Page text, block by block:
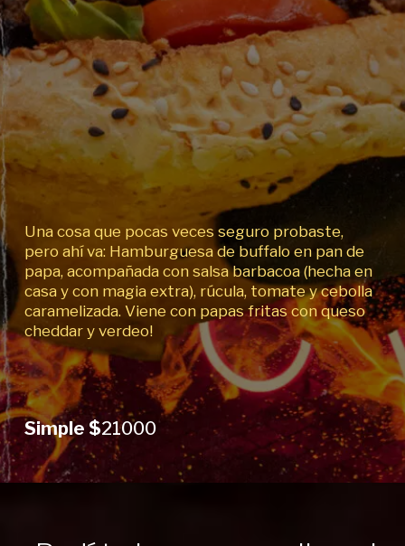
Una cosa que pocas veces seguro probaste,
pero ahí va: Hamburguesa de buffalo en pan de
papa, acompañada con salsa barbacoa (hecha en
casa y con magia extra), rúcula, tomate y cebolla
caramelizada. Viene con papas fritas con queso
cheddar y verdeo!
Simple $21000